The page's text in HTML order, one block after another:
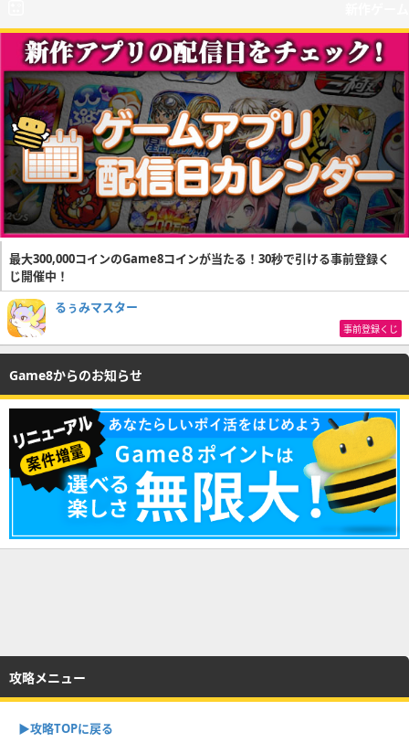
最大300,000コインのGame8コインが当たる！30秒で引ける事前登録く
じ開催中！
るぅみマスター
事前登録くじ
Game8からのお知らせ
攻略メニュー
▶︎攻略TOPに戻る